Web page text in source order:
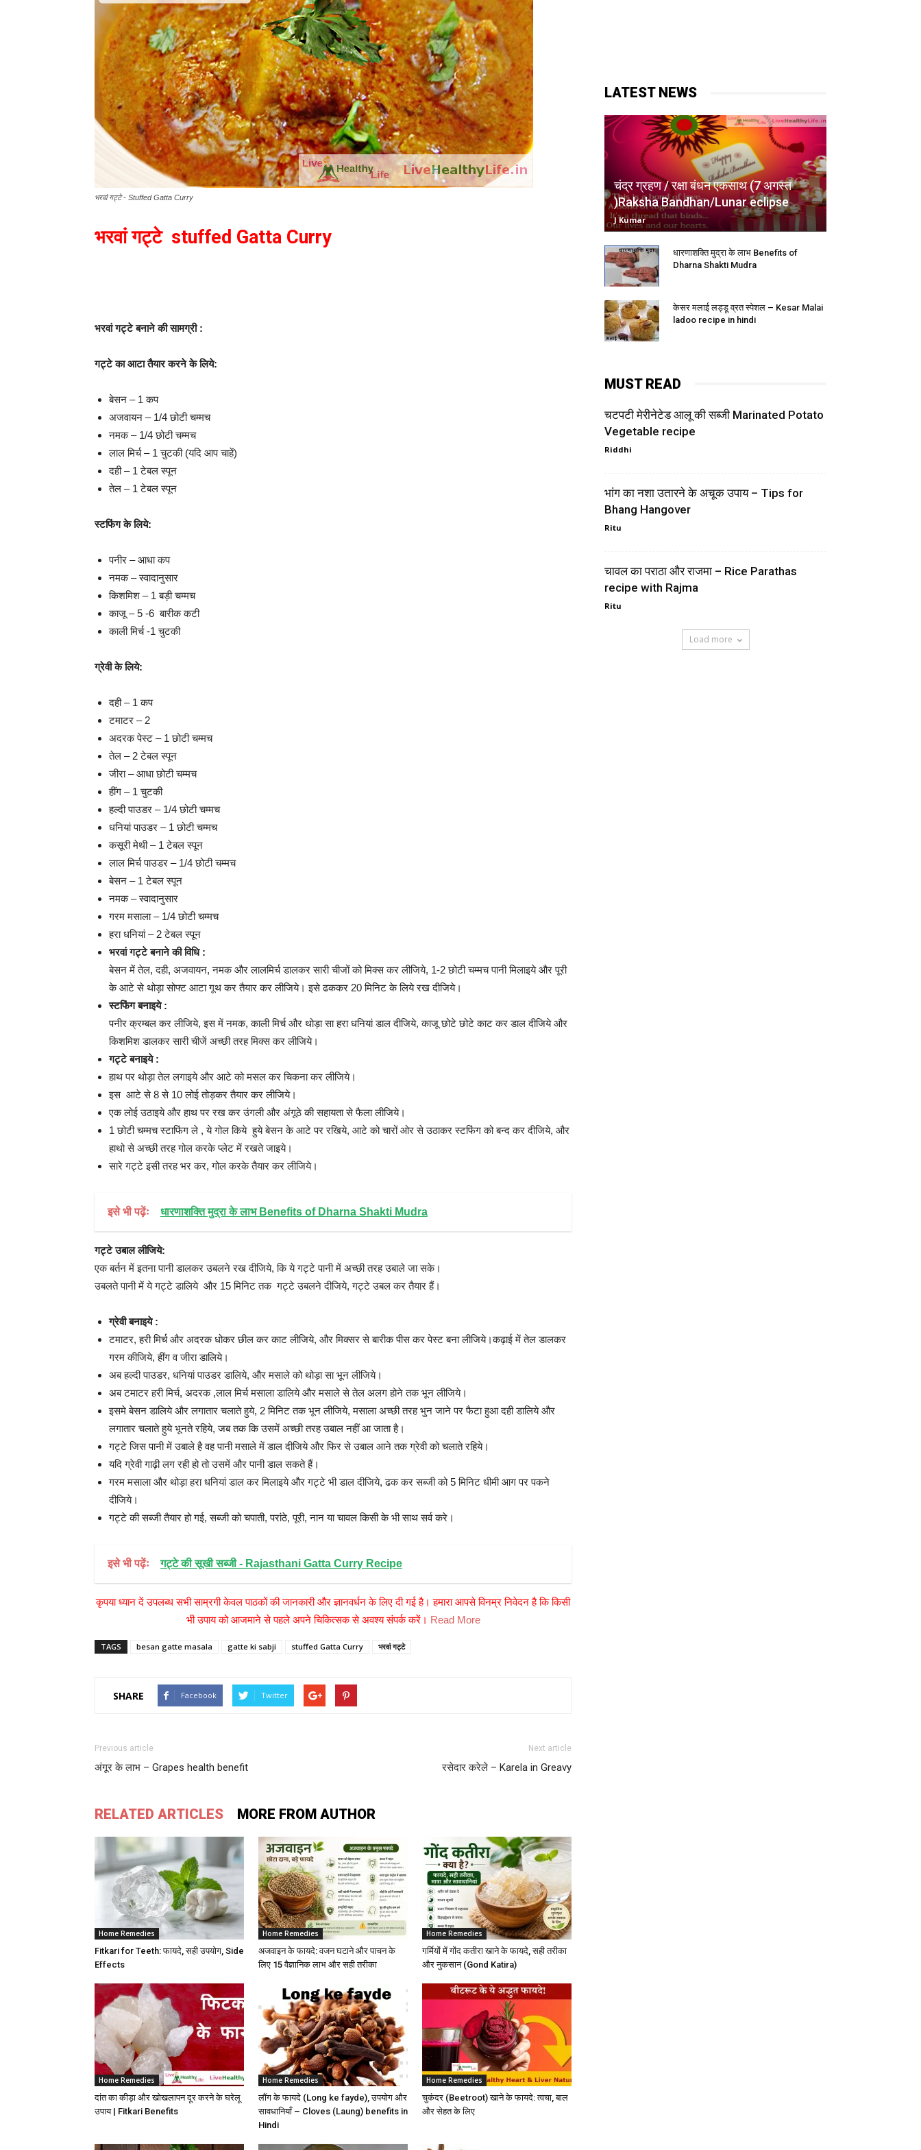
भरवां गट्टे - Stuffed Gatta Curry
भरवां गट्टे stuffed Gatta Curry
भरवां गट्टे बनाने की सामग्री :
गट्टे का आटा तैयार करने के लिये:
बेसन – 1 कप
अजवायन – 1/4 छोटी चम्मच
नमक – 1/4 छोटी चम्मच
लाल मिर्च – 1 चुटकी (यदि आप चाहें)
दही – 1 टेबल स्पून
तेल – 1 टेबल स्पून
स्टफिंग के लिये:
पनीर – आधा कप
नमक – स्वादानुसार
किशमिश – 1 बड़ी चम्मच
काजू – 5 -6 बारीक कटी
काली मिर्च -1 चुटकी
ग्रेवी के लिये:
दही – 1 कप
टमाटर – 2
अदरक पेस्ट – 1 छोटी चम्मच
तेल – 2 टेबल स्पून
जीरा – आधा छोटी चम्मच
हींग – 1 चुटकी
हल्दी पाउडर – 1/4 छोटी चम्मच
धनियां पाउडर – 1 छोटी चम्मच
कसूरी मेथी – 1 टेबल स्पून
लाल मिर्च पाउडर – 1/4 छोटी चम्मच
बेसन – 1 टेबल स्पून
नमक – स्वादानुसार
गरम मसाला – 1/4 छोटी चम्मच
हरा धनियां – 2 टेबल स्पून
भरवां गट्टे बनाने की विधि :
बेसन में तेल, दही, अजवायन, नमक और लालमिर्च डालकर सारी चीजों को मिक्स कर लीजिये, 1-2 छोटी चम्मच पानी मिलाइये और पूरी
के आटे से थोड़ा सोफ्ट आटा गूथ कर तैयार कर लीजिये। इसे ढककर 20 मिनिट के लिये रख दीजिये।
स्टफिंग बनाइये :
पनीर क्रम्बल कर लीजिये, इस में नमक, काली मिर्च और थोड़ा सा हरा धनियां डाल दीजिये, काजू छोटे छोटे काट कर डाल दीजिये और
किशमिश डालकर सारी चीजें अच्छी तरह मिक्स कर लीजिये।
गट्टे बनाइये :
हाथ पर थोड़ा तेल लगाइये और आटे को मसल कर चिकना कर लीजिये।
इस आटे से 8 से 10 लोई तोड़कर तैयार कर लीजिये।
एक लोई उठाइये और हाथ पर रख कर उंगली और अंगूठे की सहायता से फैला लीजिये।
1 छोटी चम्मच स्टाफिंग ले , ये गोल किये हुये बेसन के आटे पर रखिये, आटे को चारों ओर से उठाकर स्टफिंग को बन्द कर दीजिये, और
हाथो से अच्छी तरह गोल करके प्लेट में रखते जाइये।
सारे गट्टे इसी तरह भर कर, गोल करके तैयार कर लीजिये।
इसे भी पढ़ेंः धारणाशक्ति मुद्रा के लाभ Benefits of Dharna Shakti Mudra
गट्टे उबाल लीजिये:
एक बर्तन में इतना पानी डालकर उबलने रख दीजिये, कि ये गट्टे पानी में अच्छी तरह उबाले जा सके।
उबलते पानी में ये गट्टे डालिये और 15 मिनिट तक गट्टे उबलने दीजिये, गट्टे उबल कर तैयार हैं।
ग्रेवी बनाइये :
टमाटर, हरी मिर्च और अदरक धोकर छील कर काट लीजिये, और मिक्सर से बारीक पीस कर पेस्ट बना लीजिये।कढ़ाई में तेल डालकर
गरम कीजिये, हींग व जीरा डालिये।
अब हल्दी पाउडर, धनियां पाउडर डालिये, और मसाले को थोड़ा सा भून लीजिये।
अब टमाटर हरी मिर्च, अदरक ,लाल मिर्च मसाला डालिये और मसाले से तेल अलग होने तक भून लीजिये।
इसमे बेसन डालिये और लगातार चलाते हुये, 2 मिनिट तक भून लीजिये, मसाला अच्छी तरह भुन जाने पर फैटा हुआ दही डालिये और
लगातार चलाते हुये भूनते रहिये, जब तक कि उसमें अच्छी तरह उबाल नहीं आ जाता है।
गट्टे जिस पानी में उबाले है वह पानी मसाले में डाल दीजिये और फिर से उबाल आने तक ग्रेवी को चलाते रहिये।
यदि ग्रेवी गाढ़ी लग रही हो तो उसमें और पानी डाल सकते हैं।
गरम मसाला और थोड़ा हरा धनियां डाल कर मिलाइये और गट्टे भी डाल दीजिये, ढक कर सब्जी को 5 मिनिट धीमी आग पर पकने
दीजिये।
गट्टे की सब्जी तैयार हो गई, सब्जी को चपाती, परांठे, पूरी, नान या चावल किसी के भी साथ सर्व करे।
इसे भी पढ़ेंः गट्टे की सूखी सब्जी - Rajasthani Gatta Curry Recipe
कृपया ध्यान दें उपलब्ध सभी साम्रगी केवल पाठकों की जानकारी और ज्ञानवर्धन के लिए दी गई है। हमारा आपसे विनम्र निवेदन है कि किसी
भी उपाय को आजमाने से पहले अपने चिकित्सक से अवश्य संपर्क करें। Read More
TAGS besan gatte masala gatte ki sabji stuffed Gatta Curry भरवां गट्टे
SHARE Facebook Twitter
Previous article
अंगूर के लाभ – Grapes health benefit
Next article
रसेदार करेले – Karela in Greavy
RELATED ARTICLES MORE FROM AUTHOR
Home Remedies
Fitkari for Teeth: फायदे, सही उपयोग, Side
Effects
Home Remedies
अजवाइन के फायदे: वजन घटाने और पाचन के
लिए 15 वैज्ञानिक लाभ और सही तरीका
Home Remedies
गर्मियों में गोंद कतीरा खाने के फायदे, सही तरीका
और नुकसान (Gond Katira)
Home Remedies
दांत का कीड़ा और खोखलापन दूर करने के घरेलू
उपाय | Fitkari Benefits
Home Remedies
लौंग के फायदे (Long ke fayde), उपयोग और
सावधानियाँ – Cloves (Laung) benefits in
Hindi
Home Remedies
चुकंदर (Beetroot) खाने के फायदे: त्वचा, बाल
और सेहत के लिए
LATEST NEWS
चंद्र ग्रहण / रक्षा बंधन एकसाथ (7 अगस्त
)Raksha Bandhan/Lunar eclipse
J Kumar
धारणाशक्ति मुद्रा के लाभ Benefits of
Dharna Shakti Mudra
केसर मलाई लड्डू व्रत स्पेशल – Kesar Malai
ladoo recipe in hindi
MUST READ
चटपटी मेरीनेटेड आलू की सब्जी Marinated Potato
Vegetable recipe
Riddhi
भांग का नशा उतारने के अचूक उपाय – Tips for
Bhang Hangover
Ritu
चावल का पराठा और राजमा – Rice Parathas
recipe with Rajma
Ritu
Load more